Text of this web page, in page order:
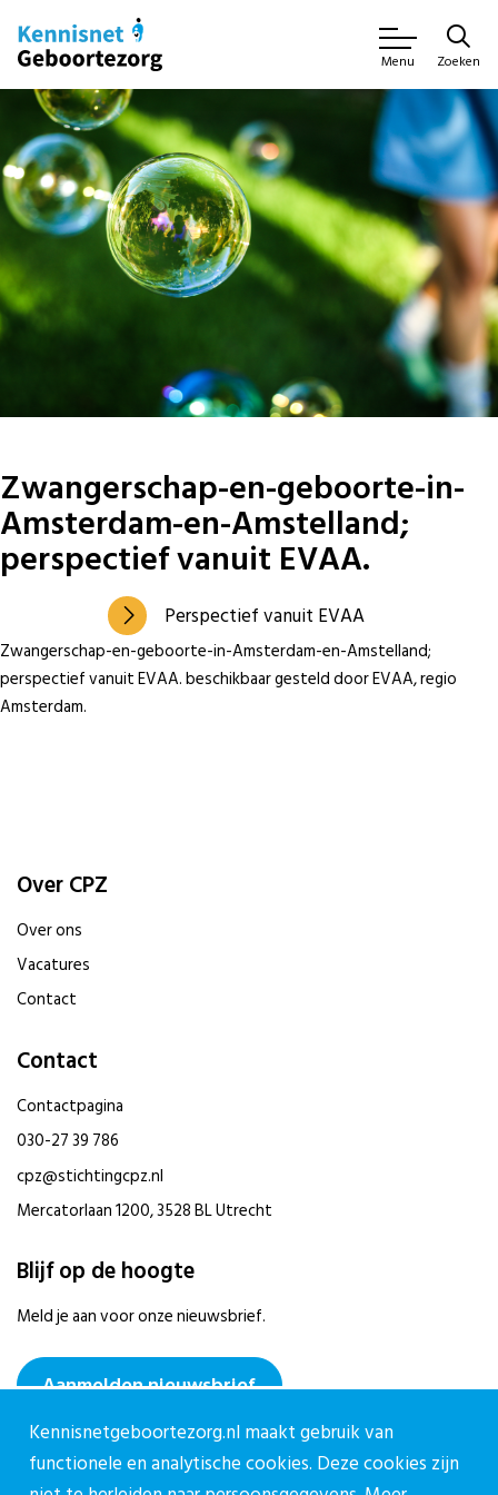
Menu Zoeken
Zwangerschap-en-geboorte-in-
Amsterdam-en-Amstelland;
perspectief vanuit EVAA.
Perspectief vanuit EVAA
Zwangerschap-en-geboorte-in-Amsterdam-en-Amstelland;
perspectief vanuit EVAA. beschikbaar gesteld door EVAA, regio
Amsterdam.
Over CPZ
Over ons
Vacatures
Contact
Contact
Contactpagina
030-27 39 786
cpz@stichtingcpz.nl
Mercatorlaan 1200, 3528 BL Utrecht
Blijf op de hoogte
Meld je aan voor onze nieuwsbrief.
Aanmelden nieuwsbrief
Kennisnetgeboortezorg.nl maakt gebruik van
functionele en analytische cookies. Deze cookies zijn